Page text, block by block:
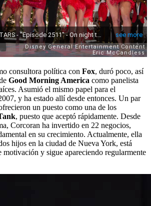
consultora política con Fox, duró poco, así
Good Morning America como panelista
Asumió el mismo papel para el
y ha estado allí desde entonces. Un par
un puesto como una de los
, puesto que aceptó rápidamente. Desde
Corcoran ha invertido en 22 negocios,
en su crecimiento. Actualmente, ella
hijos en la ciudad de Nueva York, está
motivación y sigue apareciendo regularmente